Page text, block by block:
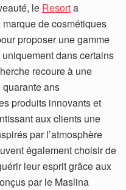
le Resorta
de cosmétiques
proposer une gamme
dans certains
recoure à une
ans
produits innovants et
aux clients une
par l’atmosphère
également choisir de
leur esprit grâce aux
par le Maslina